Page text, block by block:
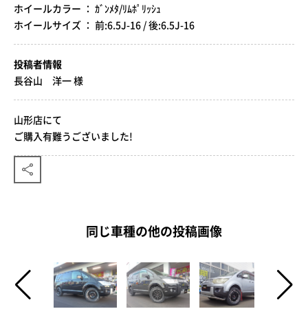
ホイールカラー ： ｶﾞﾝﾒﾀ/ﾘﾑﾎﾟﾘｯｼｭ
ホイールサイズ ： 前:6.5J-16 / 後:6.5J-16
投稿者情報
長谷山 洋一 様
山形店にて
ご購入有難うございました!
同じ車種の他の投稿画像